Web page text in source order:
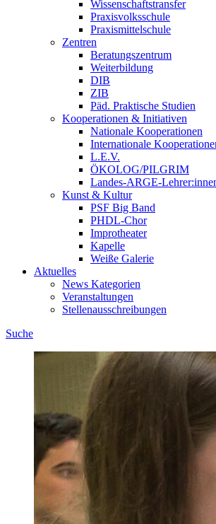
Wissenschaftstransfer
Praxisvolksschule
Praxismittelschule
Zentren
Beratungszentrum
Weiterbildung
DIB
ZIB
Päd. Praktische Studien
Kooperationen & Initiativen
Nationale Kooperationen
Internationale
L.E.V.
ÖKOLOG/PILGRIM
Landes-ARGE-
Kunst & Kultur
PSF Big Band
PHDL-Chor
Improtheater
Kapelle
Weiße Galerie
Aktuelles
News Kategorien
Veranstaltungen
Stellenausschreibungen
Suche